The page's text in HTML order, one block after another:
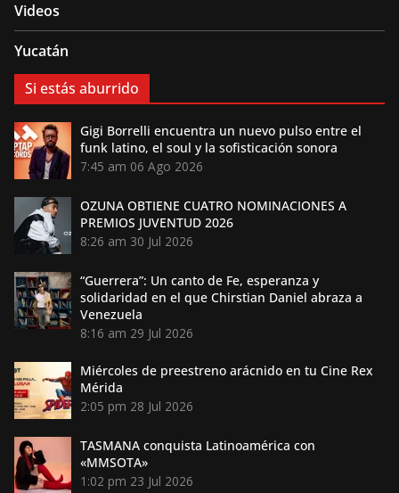
Videos
Yucatán
Si estás aburrido
Gigi Borrelli encuentra un nuevo pulso entre el
funk latino, el soul y la sofisticación sonora
7:45 am 06 Ago 2026
OZUNA OBTIENE CUATRO NOMINACIONES A
PREMIOS JUVENTUD 2026
8:26 am 30 Jul 2026
“Guerrera”: Un canto de Fe, esperanza y
solidaridad en el que Chirstian Daniel abraza a
Venezuela
8:16 am 29 Jul 2026
Miércoles de preestreno arácnido en tu Cine Rex
Mérida
2:05 pm 28 Jul 2026
TASMANA conquista Latinoamérica con
«MMSOTA»
1:02 pm 23 Jul 2026